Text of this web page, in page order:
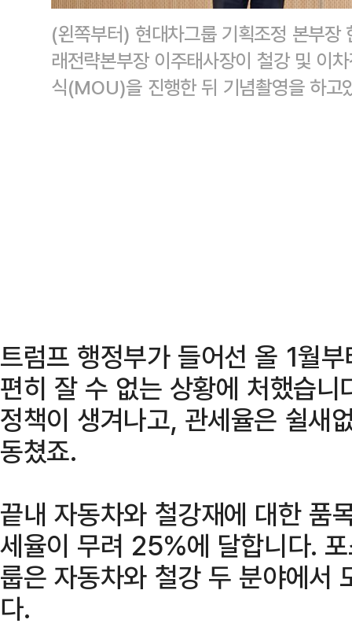
(왼쪽부터) 현대차그룹 기획조정 본부장
래전략본부장 이주태사장이 철강 및 이
식(MOU)을 진행한 뒤 기념촬영을 하
트럼프 행정부가 들어선 올 1월
편히 잘 수 없는 상황에 처했습
정책이 생겨나고, 관세율은 쉴새
동쳤죠.
끝내 자동차와 철강재에 대한 품
세율이 무려 25%에 달합니다.
룹은 자동차와 철강 두 분야에서
다.